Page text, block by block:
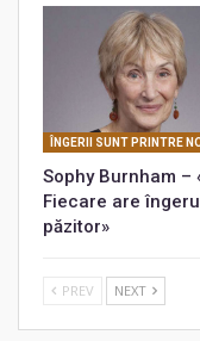
ÎNGERII SUNT PRINTRE
Sophy Burnham –
Fiecare are
păzitor»
PREV NEXT